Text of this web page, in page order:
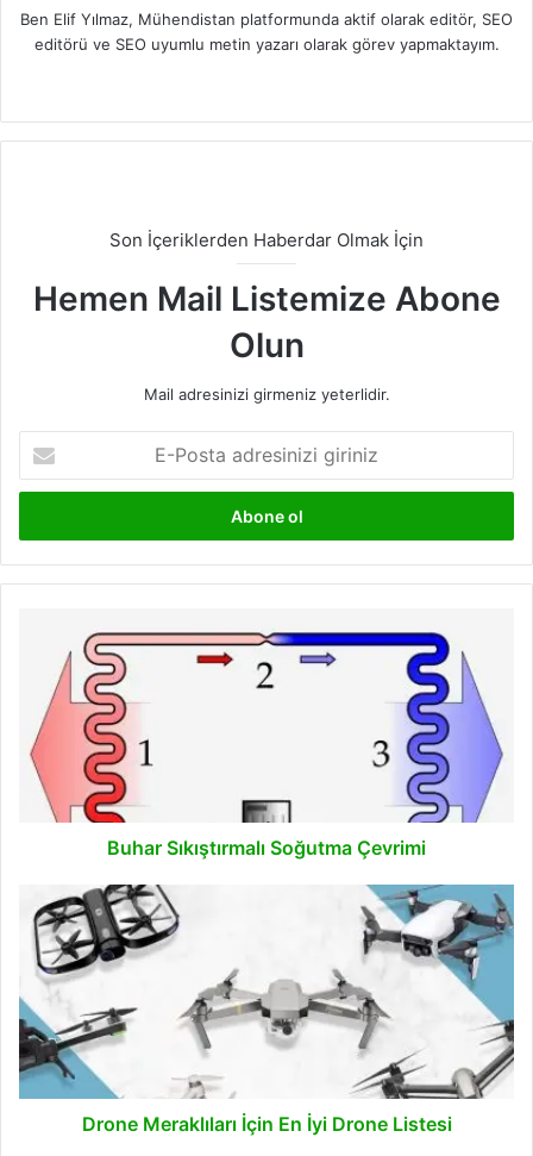
Ben Elif Yılmaz, Mühendistan platformunda aktif olarak editör, SEO
editörü ve SEO uyumlu metin yazarı olarak görev yapmaktayım.
Son İçeriklerden Haberdar Olmak İçin
Hemen Mail Listemize Abone
Olun
Mail adresinizi girmeniz yeterlidir.
Posta
adresinizi
Sıkıştırmalı
Soğutma
Çevrimi
Buhar Sıkıştırmalı Soğutma Çevrimi
Drone
Meraklıları
İçin
İyi
Drone
Listesi
Drone Meraklıları İçin En İyi Drone Listesi